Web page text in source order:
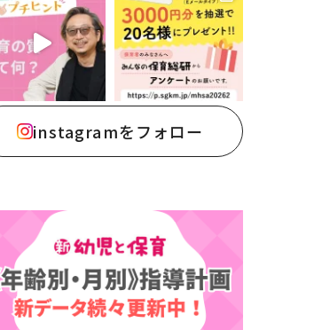
instagramをフォロー